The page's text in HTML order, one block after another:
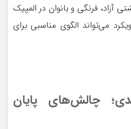
آزاد، فرنگی و بانوان در المپیک
رویکرد می‌تواند الگوی مناسبی برای
چالش‌های پایان